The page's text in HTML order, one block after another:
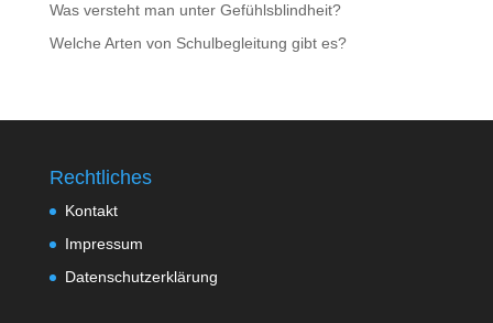
Was versteht man unter Gefühlsblindheit?
Welche Arten von Schulbegleitung gibt es?
Rechtliches
Kontakt
Impressum
Datenschutzerklärung